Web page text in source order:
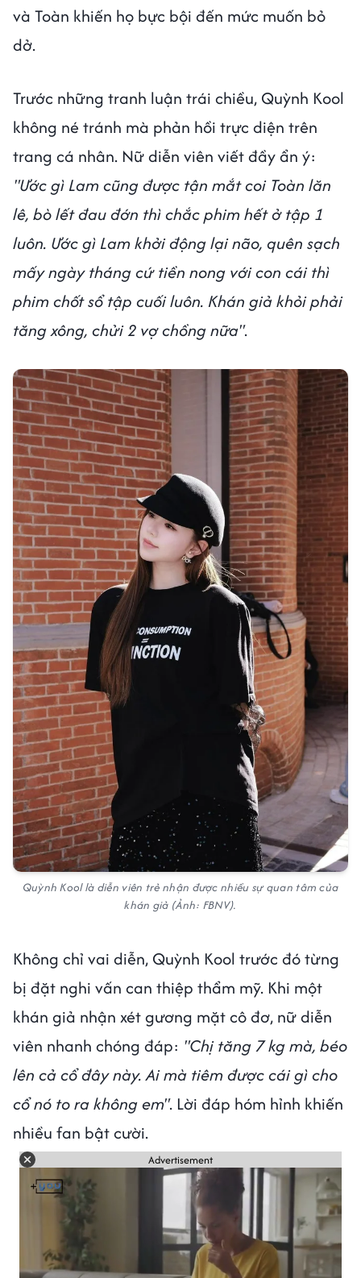
và Toàn khiến họ bực bội đến mức muốn bỏ
dở.
Trước những tranh luận trái chiều, Quỳnh Kool
không né tránh mà phản hồi trực diện trên
trang cá nhân. Nữ diễn viên viết đầy ẩn ý:
"Ước gì Lam cũng được tận mắt coi Toàn lăn
lê, bò lết đau đớn thì chắc phim hết ở tập 1
luôn. Ước gì Lam khởi động lại não, quên sạch
mấy ngày tháng cứ tiền nong với con cái thì
phim chốt sổ tập cuối luôn. Khán giả khỏi phải
tăng xông, chửi 2 vợ chồng nữa".
Quỳnh Kool là diễn viên trẻ nhận được nhiều sự quan tâm của
khán giả (Ảnh: FBNV).
Không chỉ vai diễn, Quỳnh Kool trước đó từng
bị đặt nghi vấn can thiệp thẩm mỹ. Khi một
khán giả nhận xét gương mặt cô đơ, nữ diễn
viên nhanh chóng đáp: "Chị tăng 7 kg mà, béo
lên cả cổ đây này. Ai mà tiêm được cái gì cho
cổ nó to ra không em". Lời đáp hóm hỉnh khiến
nhiều fan bật cười.
Advertisement